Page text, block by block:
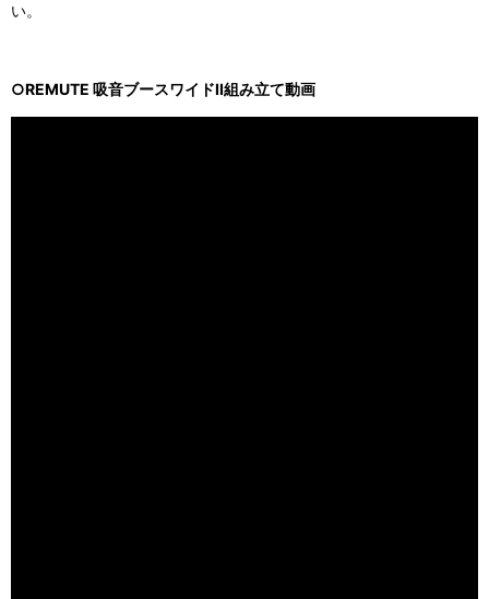
い。
○REMUTE 吸音ブースワイドII組み立て動画